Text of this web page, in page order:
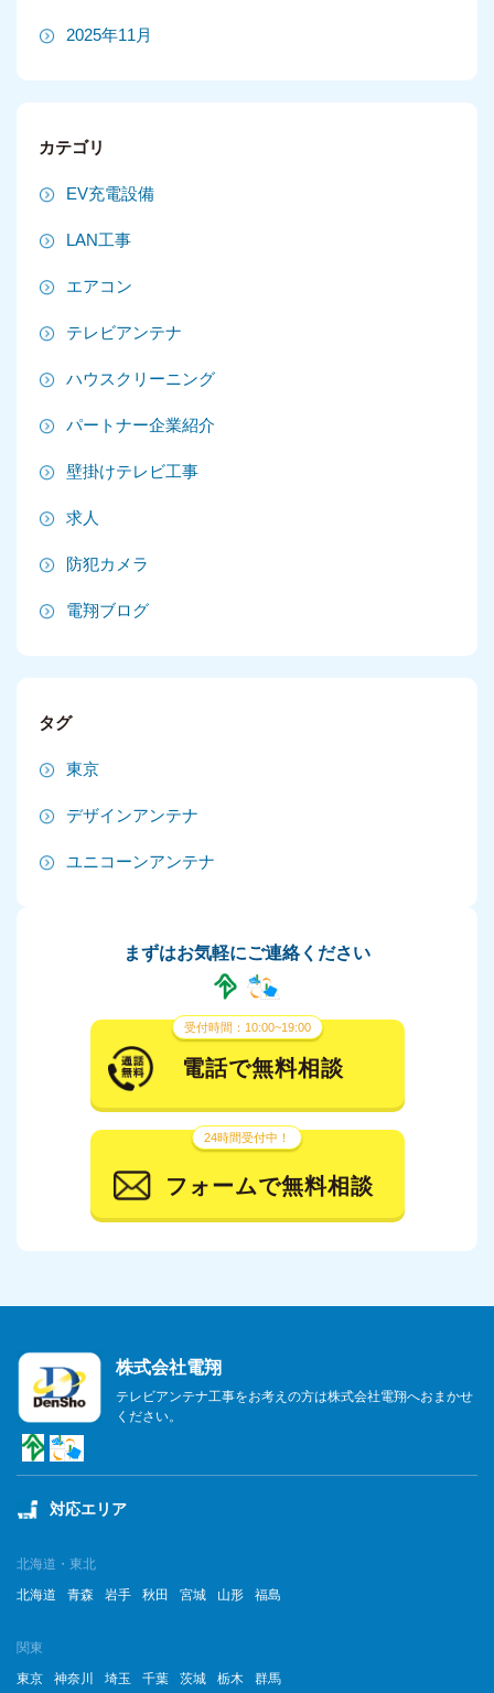
2025年11月
2024年8月
2024年7月
2024年6月
2024年5月
2024年3月
2024年1月
2023年12月
2023年11月
2023年10月
2023年6月
2023年5月
2023年3月
2023年2月
カテゴリ
EV充電設備
LAN工事
エアコン
テレビアンテナ
ハウスクリーニング
パートナー企業紹介
壁掛けテレビ工事
求人
防犯カメラ
電翔ブログ
タグ
東京
デザインアンテナ
ユニコーンアンテナ
まずはお気軽にご連絡ください
受付時間：10:00~19:00
電話で無料相談
24時間受付中！
フォームで無料相談
株式会社電翔
テレビアンテナ工事をお考えの方は株式会社電翔へおまかせ
ください。
対応エリア
北海道・東北
北海道
青森 岩手 秋田 宮城 山形 福島
関東
東京
神奈川 埼玉 千葉 茨城 栃木 群馬